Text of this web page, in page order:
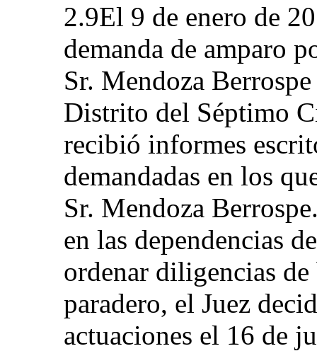
2.9El 9 de enero de
demanda de amparo
Sr. Mendoza
Distrito del Séptimo
recibió informes
demandadas en los
Sr. Mendoza
en las dependencias
ordenar diligencias de
paradero, el Juez
actuaciones el 16 de